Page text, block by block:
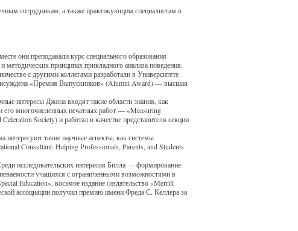
сотрудникам, а также практикующим специалистам в
они преподавали курс специального образования
принципах прикладного анализа поведения.
с другими коллегами разработали в Университете
«Премия Выпускников» (Alumni Award) — высшая
интересы Джона входят такие области знания, как
его многочисленных печатных работ — «Measuring
Society) и работал в качестве представителя секции
интересуют такие научные аспекты, как системы
Consultant: Helping Professionals, Parents, and Students
исследовательских интересов Билла — формирование
учащихся с ограниченными возможностями в
Education», восьмое издание (издательство «Merrill
ассоциации получил премию имени Фреда С. Келлера за